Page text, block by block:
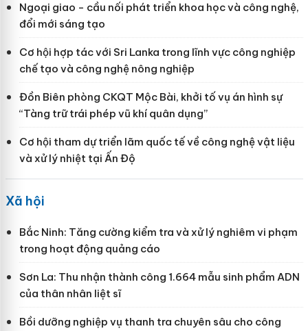
Ngoại giao - cầu nối phát triển khoa học và công nghệ,
đổi mới sáng tạo
Cơ hội hợp tác với Sri Lanka trong lĩnh vực công nghiệp
chế tạo và công nghệ nông nghiệp
Đồn Biên phòng CKQT Mộc Bài, khởi tố vụ án hình sự
“Tàng trữ trái phép vũ khí quân dụng”
Cơ hội tham dự triển lãm quốc tế về công nghệ vật liệu
và xử lý nhiệt tại Ấn Độ
Xã hội
Bắc Ninh: Tăng cường kiểm tra và xử lý nghiêm vi phạm
trong hoạt động quảng cáo
Sơn La: Thu nhận thành công 1.664 mẫu sinh phẩm ADN
của thân nhân liệt sĩ
Bồi dưỡng nghiệp vụ thanh tra chuyên sâu cho công